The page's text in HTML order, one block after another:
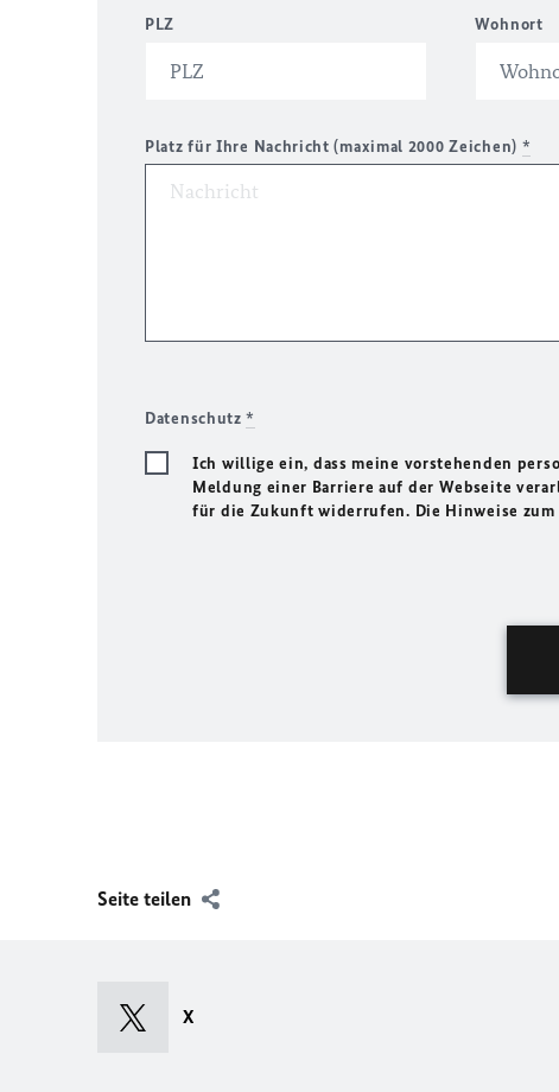
PLZ Wohnort
Platz für Ihre Nachricht (maximal 2000 Zeichen) *
Datenschutz*
Ich willige ein, dass meine vorstehenden
Meldung einer Barriere auf der Webseite
für die Zukunft widerrufen. Die Hinweise zum
Seite teilen
X